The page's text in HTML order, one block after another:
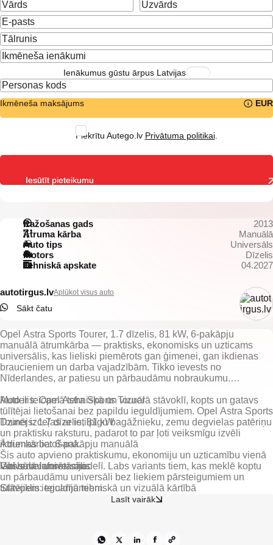
Ienākumus gūstu ārpus Latvijas
Ikmēneša maksājums EUR
Piekrītu Autego.lv Privātuma politikai.
Ražošanas gads
2013
Ātruma kārba
Manuālā
Auto tips
Universāls
Motors
Dīzelis
Tehniskā apskate
04.2027
autotirgus.lvAplūkot visus auto
Sākt čatu
Opel Astra Sports Tourer, 1.7 dīzelis, 81 kW, 6-pakāpju
manuālā ātrumkārba — praktisks, ekonomisks un uzticams
universālis, kas lieliski piemērots gan ģimenei, gan ikdienas
braucieniem un darba vajadzībām. Tikko ievests no
Nīderlandes, ar patiesu un pārbaudāmu nobraukumu.
Auto ir teicamā tehniskā un vizuālā stāvoklī, kopts un gatavs
tūlītējai lietošanai bez papildu ieguldījumiem. Opel Astra Sports
Tourer izceļas ar ietilpīgu bagāžnieku, zemu degvielas patēriņu
un praktisku raksturu, padarot to par ļoti veiksmīgu izvēli
ikdienas lietošanā.
Modelis: Opel Astra Sports Tourer
Dzinējs: 1.7 dīzelis, 81 kW
Ātrumkārba: 6-pakāpju manuālā
Virsbūve: universālis
Stāvoklis: teicamā tehniskā un vizuālā kārtībā
Šis auto apvieno praktiskumu, ekonomiju un uzticamību vienā
labi sabalansētā modelī. Labs variants tiem, kas meklē koptu
un pārbaudāmu universāli bez liekiem pārsteigumiem un
tūlītējiem ieguldījumiem.
Lasīt vairāk